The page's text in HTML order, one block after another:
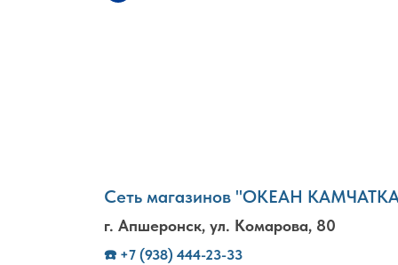
Сеть магазинов "ОКЕАН
г. Апшеронск, ул. Комарова, 80
☎️ +7 (938) 444-23-33